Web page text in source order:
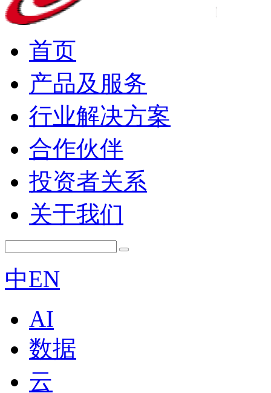
首页
产品及服务
行业解决方案
合作伙伴
投资者关系
关于我们
中EN
AI
数据
云